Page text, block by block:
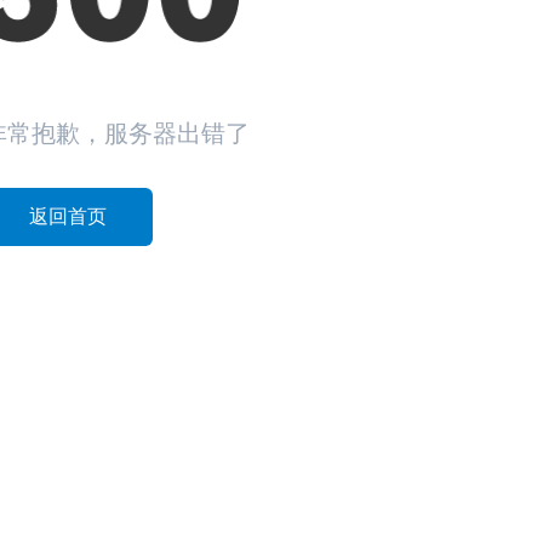
常抱歉，服务器出错了
返回首页